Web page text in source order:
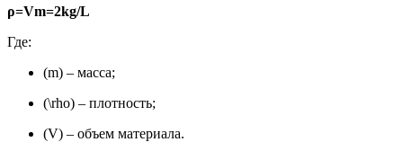
ρ=Vm​=2kg/L
Где:
(m) – масса;
(\rho) – плотность;
(V) – объем материала.